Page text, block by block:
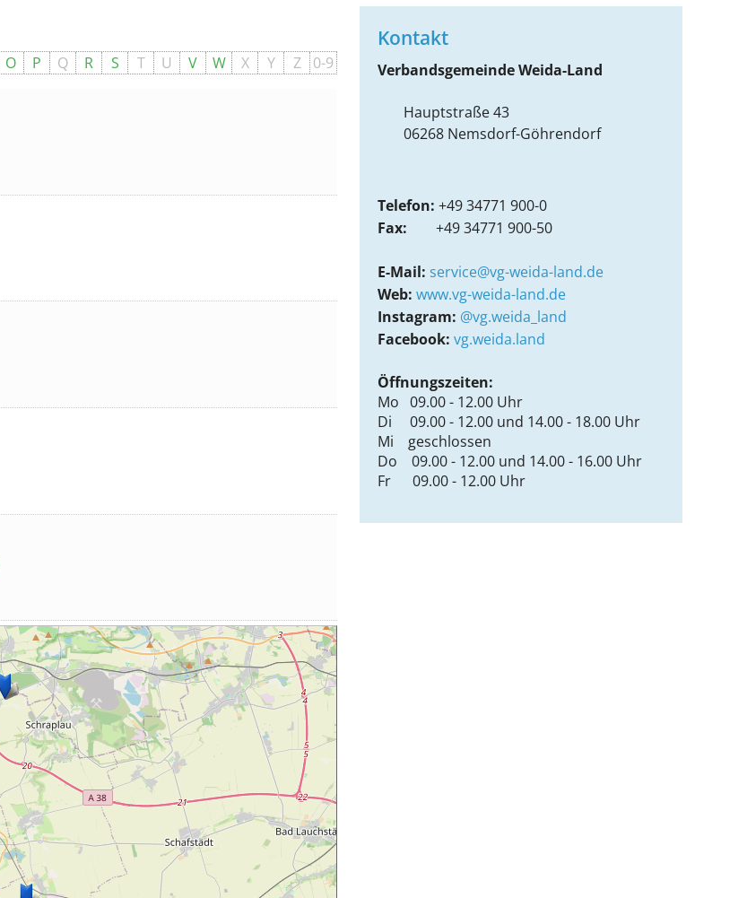
O P Q R S T U V W X Y Z 0-9
Kontakt
Verbandsgemeinde Weida-Land
Hauptstraße 43
06268 Nemsdorf-Göhrendorf
Telefon: +49 34771 900-0
Fax: +49 34771 900-50
E-Mail: service@vg-weida-land.de
Web: www.vg-weida-land.de
Instagram: @vg.weida_land
Facebook: vg.weida.land
Öffnungszeiten:
Mo 09.00 - 12.00 Uhr
Di 09.00 - 12.00 und 14.00 - 18.00 Uhr
Mi geschlossen
Do 09.00 - 12.00 und 14.00 - 16.00 Uhr
Fr 09.00 - 12.00 Uhr